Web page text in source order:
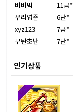
비비빅
11급*
우리영준
6단*
xyz123
7급*
무탄초난
7단*
인기상품